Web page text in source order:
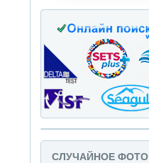
СЛУЧАЙНОЕ ФОТО